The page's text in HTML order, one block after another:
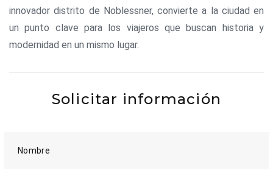
innovador distrito de Noblessner, convierte a la ciudad en
un punto clave para los viajeros que buscan historia y
modernidad en un mismo lugar.
Solicitar información
Nombre